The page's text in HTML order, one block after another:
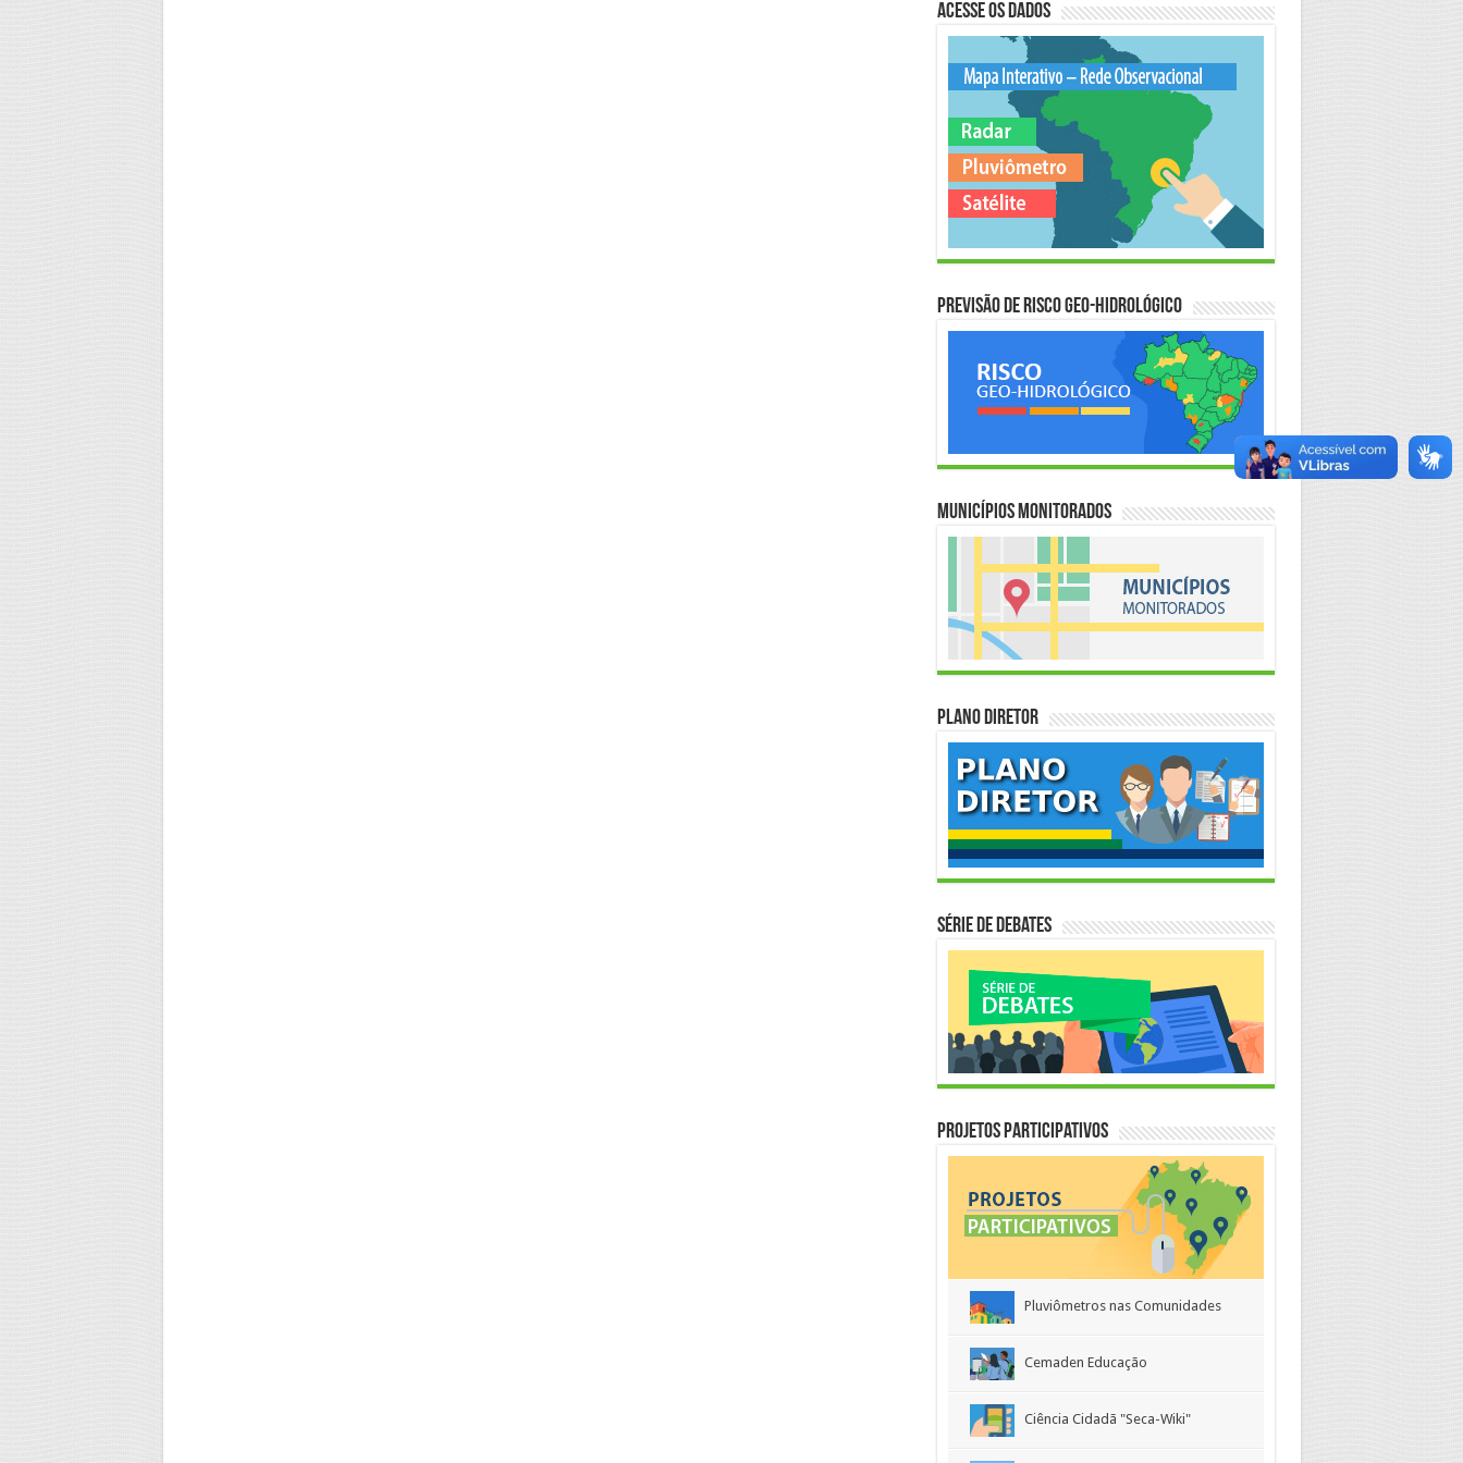
Acesse os Dados
Previsão de Risco Geo-Hidrológico
Municípios Monitorados
Plano Diretor
Série de Debates
Projetos Participativos
Pluviômetros nas Comunidades
Cemaden Educação
Ciência Cidadã "Seca-Wiki"